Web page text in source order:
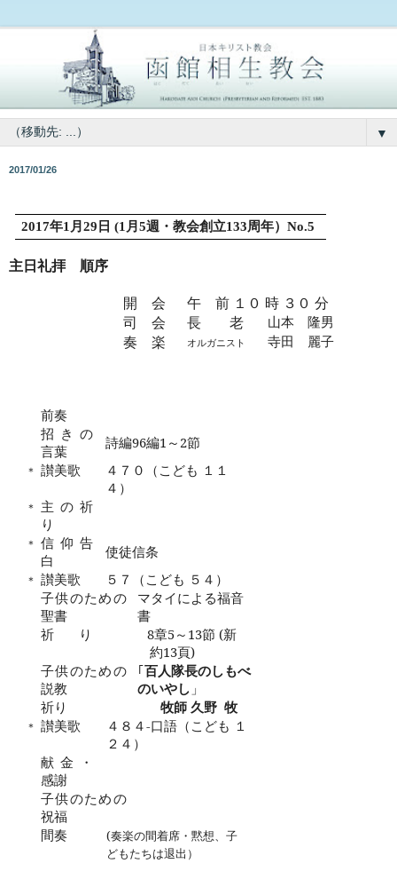
▼
2017/01/26
2017年1 月29 日(1 月5週・教会創立133周年）No.5
主日礼拝 順序
開 会
午 前 １０ 時 ３０ 分
司 会
長 老 山本 隆男
奏 楽 オルガニスト 寺田 麗子
前奏
招きの
言葉
詩編96編1 ～ 2節
＊ 讃美歌
４７０（こども １１
４）
＊ 主の祈
り
＊ 信仰告
白
使徒信条
＊ 讃美歌
５７（こども ５４）
子供のための
聖書
マタイによる福音
書
祈
り 8章5 ～ 13節 (新
約13頁)
子供のための
説教
｢百人隊長のしもべ
のいやし 」
祈り
牧師 久野 牧
＊ 讃美歌
４８４‐口語（こども １
２４）
献金・
感謝
子供のための
祝福
間奏
(奏楽の間着席・黙想、子
どもたちは退出）